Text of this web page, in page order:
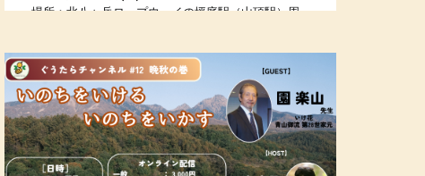
場所：北八ヶ岳ロープウェイの坪庭駅（山頂駅）周
ェクトにつき20代割引あるよ）・定員７名